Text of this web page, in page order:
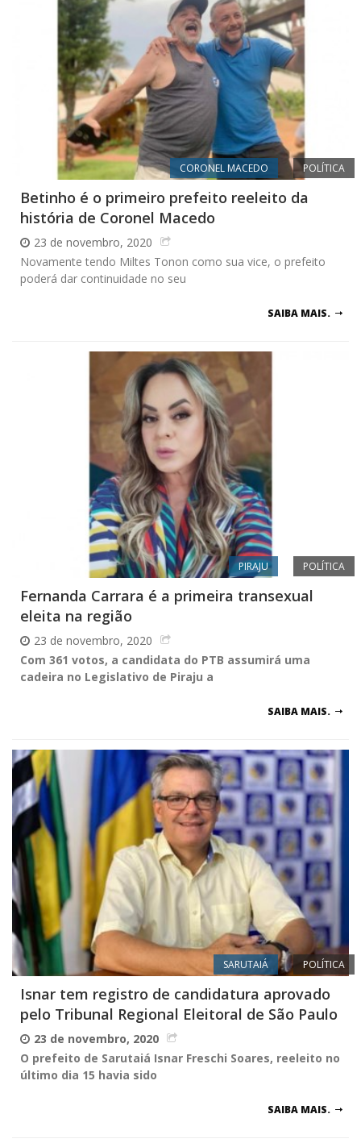
CORONEL MACEDO POLÍTICA
Betinho é o primeiro prefeito reeleito da
história de Coronel Macedo
23 de novembro, 2020
Novamente tendo Miltes Tonon como sua vice, o prefeito
poderá dar continuidade no seu
SAIBA MAIS.
PIRAJU POLÍTICA
Fernanda Carrara é a primeira transexual
eleita na região
23 de novembro, 2020
Com 361 votos, a candidata do PTB assumirá uma
cadeira no Legislativo de Piraju a
SAIBA MAIS.
SARUTAIÁ POLÍTICA
Isnar tem registro de candidatura aprovado
pelo Tribunal Regional Eleitoral de São Paulo
23 de novembro, 2020
O prefeito de Sarutaiá Isnar Freschi Soares, reeleito no
último dia 15 havia sido
SAIBA MAIS.